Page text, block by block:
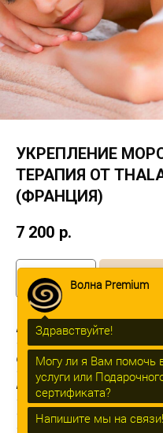
УКРЕПЛЕНИЕ
ТЕРАПИЯ ОТ
(ФРАНЦИЯ)
7 200 р.
Процедура включает :
•Распаривание в кедровой
(для двоих)
•Очищение всего тела. Флюид
морским магнием
•Тёплый душ
•Маска для тела . Обертывание
Волна Premium
Здравствуйте!
Могу ли я Вам помочь
услуги или
сертификата?
Напишите мы на связи!